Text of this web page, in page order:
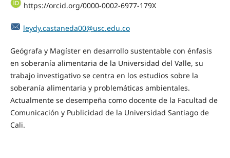
https://orcid.org/0000-0002-6977-179X
leydy.castaneda00@usc.edu.co
Geógrafa y Magíster en desarrollo sustentable con énfasis
en soberanía alimentaria de la Universidad del Valle, su
trabajo investigativo se centra en los estudios sobre la
soberanía alimentaria y problemáticas ambientales.
Actualmente se desempeña como docente de la Facultad de
Comunicación y Publicidad de la Universidad Santiago de
Cali.